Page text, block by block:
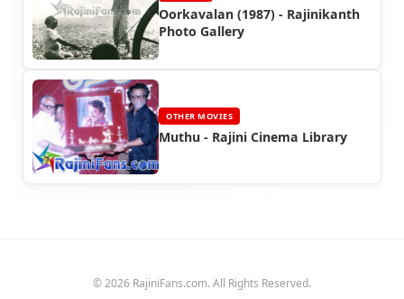
Oorkavalan (1987) - Rajinikanth
Photo Gallery
OTHER MOVIES
Muthu - Rajini Cinema Library
© 2026 RajiniFans.com. All Rights Reserved.